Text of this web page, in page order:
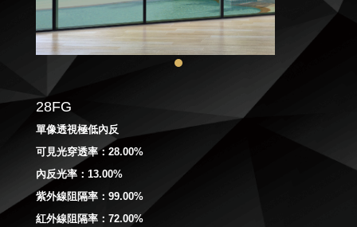
28FG
單像透視極低內反
可見光穿透率：28.00%
內反光率：13.00%
紫外線阻隔率：99.00%
紅外線阻隔率：72.00%